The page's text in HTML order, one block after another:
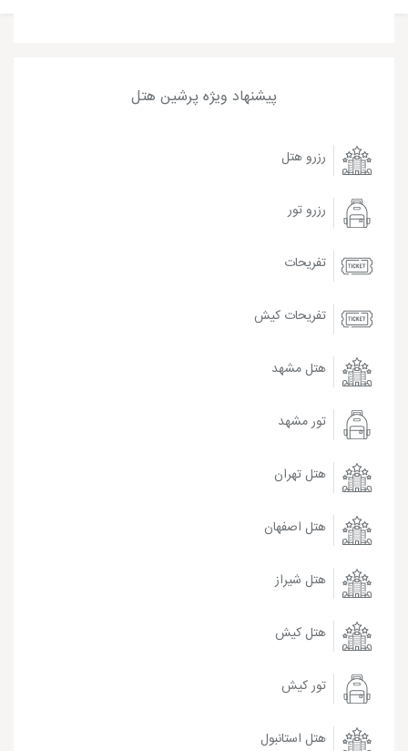
پیشنهاد ویژه پرشین هتل
رزرو هتل
رزرو تور
تفریحات
تفریحات کیش
هتل مشهد
تور مشهد
هتل تهران
هتل اصفهان
هتل شیراز
هتل کیش
تور کیش
هتل استانبول